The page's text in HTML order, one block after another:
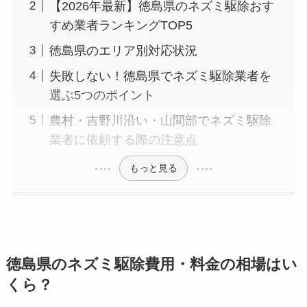
【2026年最新】徳島県のネズミ駆除おす
すめ業者ランキングTOP5
徳島県のエリア別対応状況
失敗しない！徳島県でネズミ駆除業者を
選ぶ5つのポイント
農村・吉野川沿い・山間部でネズミ駆除
業者に依頼する際の注意点
もっと見る
徳島県のネズミ駆除費用・料金の相場はい
くら？